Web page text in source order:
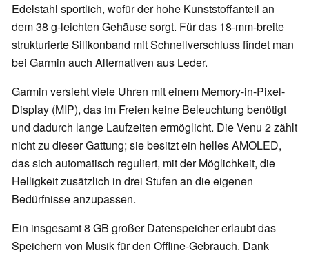
Edelstahl sportlich, wofür der hohe Kunststoffanteil an
dem 38 g-leichten Gehäuse sorgt. Für das 18-mm-breite
strukturierte Silikonband mit Schnellverschluss findet man
bei Garmin auch Alternativen aus Leder.
Garmin versieht viele Uhren mit einem Memory-in-Pixel-
Display (MIP), das im Freien keine Beleuchtung benötigt
und dadurch lange Laufzeiten ermöglicht. Die Venu 2 zählt
nicht zu dieser Gattung; sie besitzt ein helles AMOLED,
das sich automatisch reguliert, mit der Möglichkeit, die
Helligkeit zusätzlich in drei Stufen an die eigenen
Bedürfnisse anzupassen.
Ein insgesamt 8 GB großer Datenspeicher erlaubt das
Speichern von Musik für den Offline-Gebrauch. Dank